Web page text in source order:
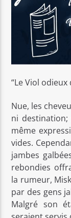
“Le Viol odieux
Nue, les
ni
même
vides.
jambes
rebondies
la rumeur,
par des gens
Malgré son